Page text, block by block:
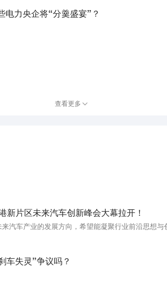
力央企将“分羹盛宴”？
查看更多
新片区未来汽车创新峰会大幕拉开！
车失灵”争议吗？